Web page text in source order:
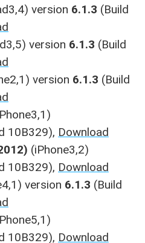
version 6.1.3 (Build
version 6.1.3 (Build
version 6.1.3 (Build
10B329), Download
(iPhone3,2)
10B329), Download
version 6.1.3 (Build
10B329), Download